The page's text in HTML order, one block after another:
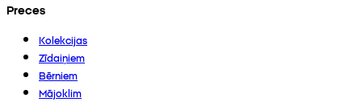
Preces
Kolekcijas
Zīdaiņiem
Bērniem
Mājoklim